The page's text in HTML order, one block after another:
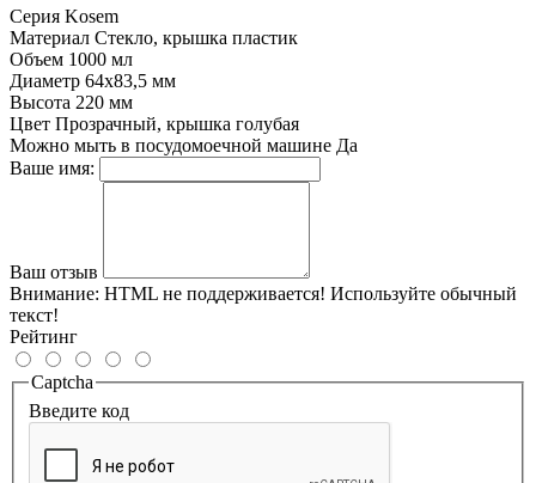
Серия Kosem
Материал Стекло, крышка пластик
Объем 1000 мл
Диаметр 64х83,5 мм
Высота 220 мм
Цвет Прозрачный, крышка голубая
Можно мыть в посудомоечной машине Да
Ваше имя:
Ваш отзыв
Внимание: HTML не поддерживается! Используйте обычный
текст!
Рейтинг
Captcha
Введите код